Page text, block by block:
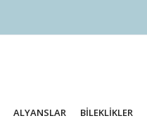
ALYANSLAR BİLEKLİKLER